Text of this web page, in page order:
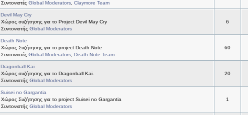
Συντονιστές Global Moderators, Claymore Team
Devil May Cry
Χώρος συζήτησης για το Project Devil May Cry
Συντονιστής Global Moderators
6
Death Note
Χώρος Συζήτησης για το project Death Note
Συντονιστές Global Moderators, Death Note Team
60
Dragonball Kai
Χώρος συζήτησης για το Dragonball Kai.
Συντονιστής Global Moderators
20
Suisei no Gargantia
Χώρος Συζήτησης για το project Suisei no Gargantia
Συντονιστής Global Moderators
1